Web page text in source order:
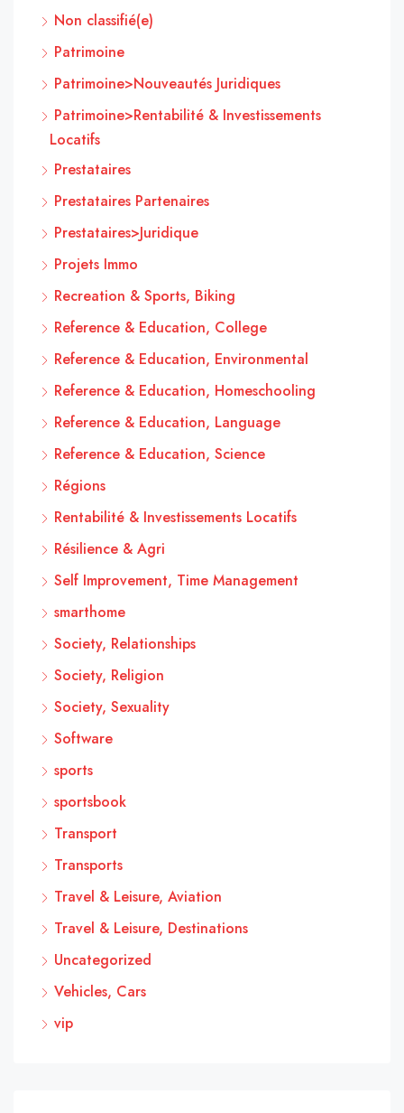
Non classifié(e)
Patrimoine
Patrimoine>Nouveautés Juridiques
Patrimoine>Rentabilité & Investissements
Locatifs
Prestataires
Prestataires Partenaires
Prestataires>Juridique
Projets Immo
Recreation & Sports, Biking
Reference & Education, College
Reference & Education, Environmental
Reference & Education, Homeschooling
Reference & Education, Language
Reference & Education, Science
Régions
Rentabilité & Investissements Locatifs
Résilience & Agri
Self Improvement, Time Management
smarthome
Society, Relationships
Society, Religion
Society, Sexuality
Software
sports
sportsbook
Transport
Transports
Travel & Leisure, Aviation
Travel & Leisure, Destinations
Uncategorized
Vehicles, Cars
vip